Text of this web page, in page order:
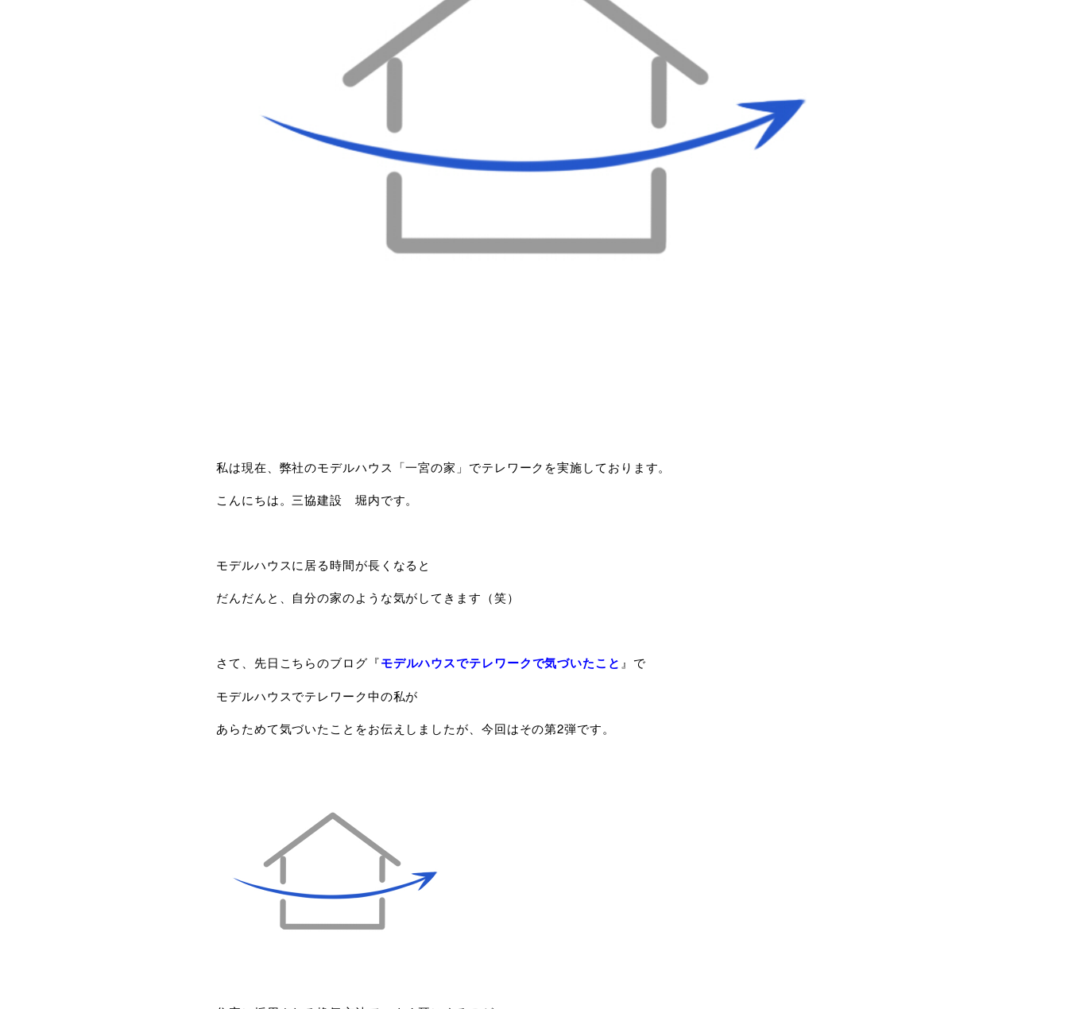
私は現在、弊社のモデルハウス「一宮の家」でテレワークを実施しております。
こんにちは。三協建設 堀内です。
モデルハウスに居る時間が長くなると
だんだんと、自分の家のような気がしてきます（笑）
さて、先日こちらのブログ『モデルハウスでテレワークで気づいたこと 』で
モデルハウスでテレワーク中の私が
あらためて気づいたことをお伝えしましたが、今回はその第2弾です。